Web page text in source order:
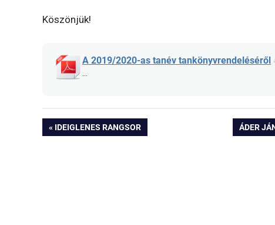
Köszönjük!
A 2019/2020-as tanév tankönyvrendeléséről
Bejegyzés
PREVIOUS
IDEIGLENES RANGSOR
NEXT
ÁDER